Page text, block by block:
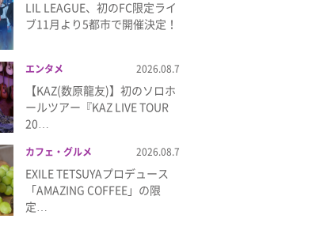
LIL LEAGUE、初のFC限定ライ
ブ11月より5都市で開催決定！
エンタメ 2026.08.7
【KAZ(数原龍友)】初のソロホ
ールツアー『KAZ LIVE TOUR
20…
カフェ・グルメ 2026.08.7
EXILE TETSUYAプロデュース
「AMAZING COFFEE」の限
定…